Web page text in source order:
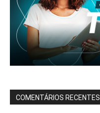
COMENTÁRIOS RECENTES